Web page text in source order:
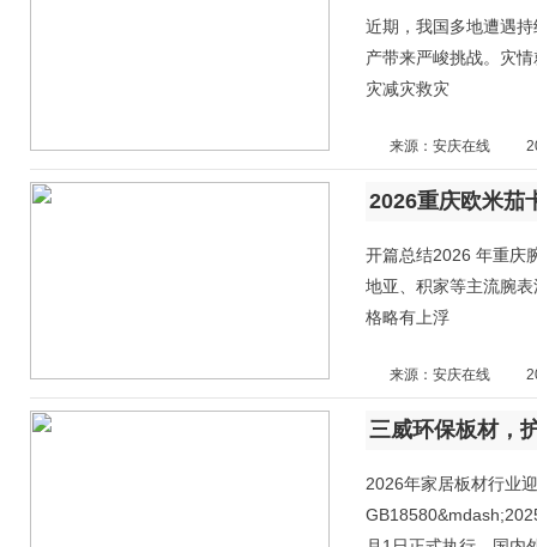
近期，我国多地遭遇
产带来严峻挑战。灾
灾减灾救灾
来源：安庆在线
开篇总结2026 年重庆
地亚、积家等主流腕
格略有上浮
来源：安庆在线
2026年家居板材行业